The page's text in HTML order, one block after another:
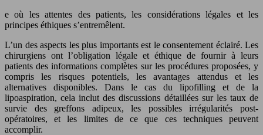
e où les attentes des patients, les considérations légales et les
principes éthiques s’entremêlent.
L’un des aspects les plus importants est le consentement éclairé. Les
chirurgiens ont l’obligation légale et éthique de fournir à leurs
patients des informations complètes sur les procédures proposées, y
compris les risques potentiels, les avantages attendus et les
alternatives disponibles. Dans le cas du lipofilling et de la
lipoaspiration, cela inclut des discussions détaillées sur les taux de
survie des greffons adipeux, les possibles irrégularités post-
opératoires, et les limites de ce que ces techniques peuvent
accomplir.